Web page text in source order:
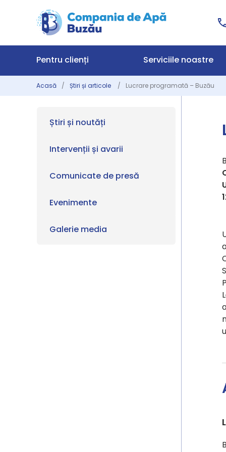
Pentru clienți Serviciile noastre
Acasă Știri și articole Lucrare programată – Buzău
Știri și noutăți
Intervenții și avarii
Comunicate de presă
Evenimente
Galerie media